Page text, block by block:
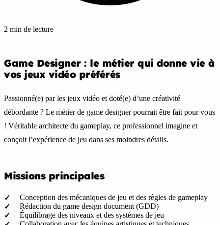
2 min de lecture
Game Designer : le métier qui donne vie à
vos jeux vidéo préférés
Passionné(e) par les jeux vidéo et doté(e) d’une créativité
débordante ? Le métier de game designer pourrait être fait pour vous
! Véritable architecte du gameplay, ce professionnel imagine et
conçoit l’expérience de jeu dans ses moindres détails.
Missions principales
Conception des mécaniques de jeu et des règles de gameplay
Rédaction du game design document (GDD)
Équilibrage des niveaux et des systèmes de jeu